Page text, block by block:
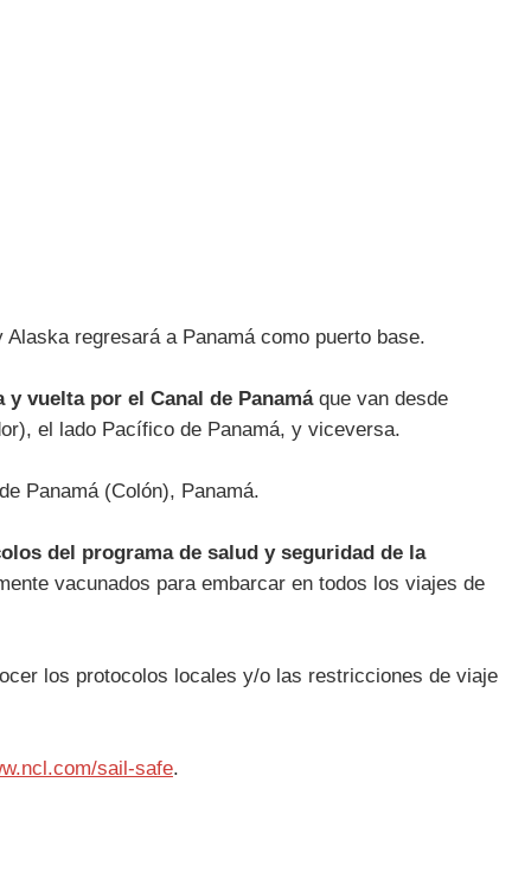
regresará a Panamá como puerto base.
y vuelta por el Canal de Panamáque van desde
el lado Pacífico de Panamá, y viceversa.
Panamá (Colón), Panamá.
del programa de salud y seguridad de la
vacunados para embarcar en todos los viajes de
los protocolos locales y/o las restricciones de viaje
sail-safe.